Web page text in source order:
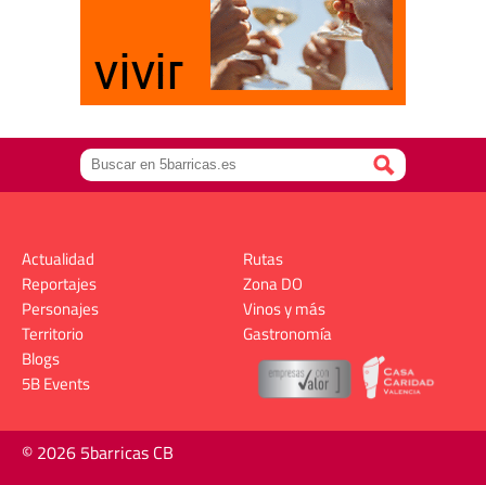
Actualidad
Reportajes
Personajes
Territorio
Rutas
Zona DO
Vinos y más
Gastronomía
Blogs
5B Events
© 2026 5barricas CB